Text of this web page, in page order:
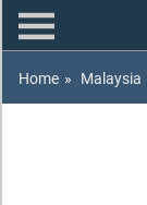
Home » Malaysia